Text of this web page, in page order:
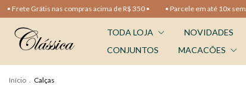
Grátis nas compras acima de R$ 350 • • Parcele em até 10x sem juros •
TODA LOJA NOVIDADES
CONJUNTOS
MACACÕES
Início . Calças